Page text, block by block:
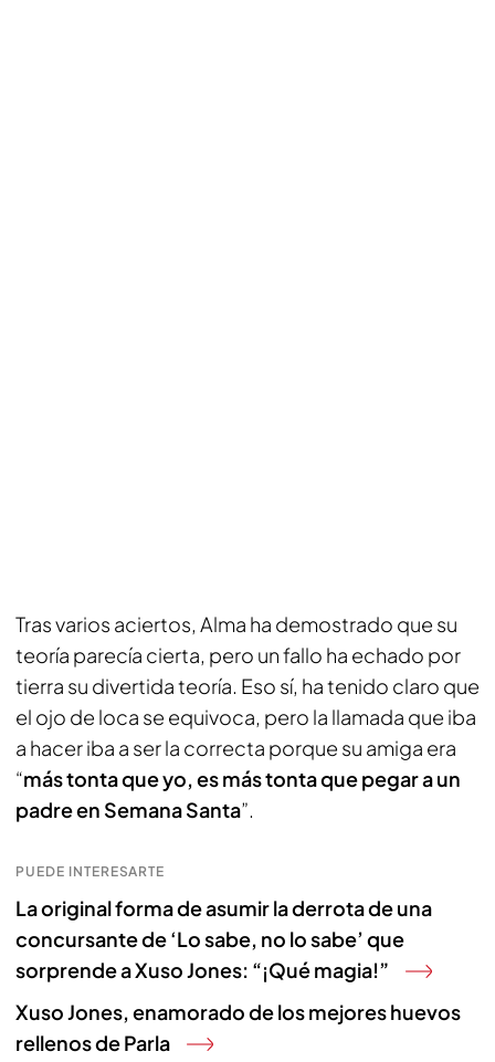
Tras varios aciertos, Alma ha demostrado que su
teoría parecía cierta, pero un fallo ha echado por
tierra su divertida teoría. Eso sí, ha tenido claro que
el ojo de loca se equivoca, pero la llamada que iba
a hacer iba a ser la correcta porque su amiga era
“más tonta que yo, es más tonta que pegar a un
padre en Semana Santa”.
PUEDE INTERESARTE
La original forma de asumir la derrota de una
concursante de ‘Lo sabe, no lo sabe’ que
sorprende a Xuso Jones: “¡Qué magia!”
Xuso Jones, enamorado de los mejores huevos
rellenos de Parla